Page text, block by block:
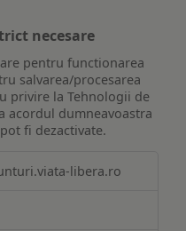
necesare
pentru functionarea
salvarea/procesarea
privire la Tehnologii de
acordul dumneavoastra
fi dezactivate.
libera.ro